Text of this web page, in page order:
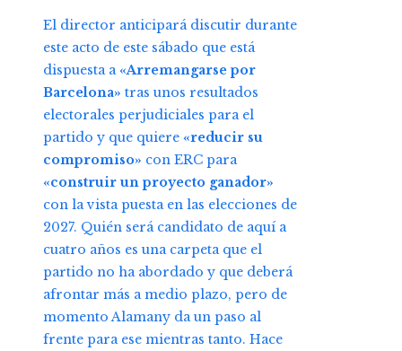
El director anticipará discutir durante
este acto de este sábado que está
dispuesta a«Arremangarse por
Barcelona» tras unos resultados
electorales perjudiciales para el
partido y que quiere «reducir su
compromiso» con ERC para
«construir un proyecto ganador»
con la vista puesta en las elecciones de
2027. Quién será candidato de aquí a
cuatro años es una carpeta que el
partido no ha abordado y que deberá
afrontar más a medio plazo, pero de
momento Alamany da un paso al
frente para ese mientras tanto. Hace